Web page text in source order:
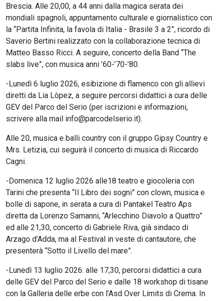
Brescia. Alle 20,00, a 44 anni dalla magica serata dei
mondiali spagnoli, appuntamento culturale e giornalistico con
la “Partita Infinita, la favola di Italia - Brasile 3 a 2”, ricordo di
Saverio Bertini realizzato con la collaborazione tecnica di
Matteo Basso Ricci. A seguire, concerto della Band “The
slabs live”, con musica anni ’60-’70-’80.
-Lunedì 6 luglio 2026, esibizione di flamenco con gli allievi
diretti da Lia Lòpez, a seguire percorsi didattici a cura delle
GEV del Parco del Serio (per iscrizioni e informazioni,
scrivere alla mail info@parcodelserio.it).
Alle 20, musica e balli country con il gruppo Gipsy Country e
Mrs. Letizia, cui seguirà il concerto di musica di Riccardo
Cagni.
-Domenica 12 luglio 2026 alle18 teatro e giocoleria con
Tarini che presenta “Il Libro dei sogni” con clown, musica e
bolle di sapone, in serata a cura di Pantakel Teatro Aps
diretta da Lorenzo Samanni, “Arlecchino Diavolo a Quattro”
ed alle 21,30, concerto di Gabriele Riva, già sindaco di
Arzago d’Adda, ma al Festival in veste di cantautore, che
presenterà “Sotto il Livello del mare”.
-Lunedì 13 luglio 2026: alle 17,30, percorsi didattici a cura
delle GEV del Parco del Serio e dalle 18 workshop di tisane
con la Galleria delle erbe con l’Asd Over Limits di Crema. In